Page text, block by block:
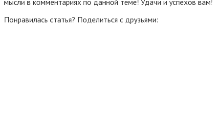
Понравилась статья? Поделиться с друзьями: